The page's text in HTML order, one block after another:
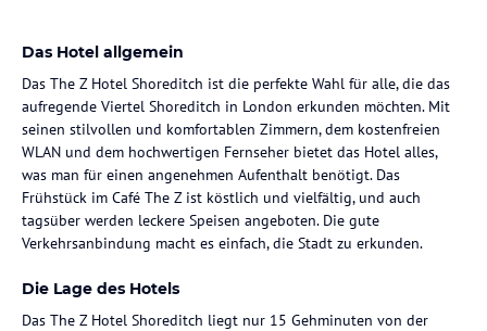
Das Hotel allgemein
Das The Z Hotel Shoreditch ist die perfekte Wahl für alle, die das
aufregende Viertel Shoreditch in London erkunden möchten. Mit
seinen stilvollen und komfortablen Zimmern, dem kostenfreien
WLAN und dem hochwertigen Fernseher bietet das Hotel alles,
was man für einen angenehmen Aufenthalt benötigt. Das
Frühstück im Café The Z ist köstlich und vielfältig, und auch
tagsüber werden leckere Speisen angeboten. Die gute
Verkehrsanbindung macht es einfach, die Stadt zu erkunden.
Die Lage des Hotels
Das The Z Hotel Shoreditch liegt nur 15 Gehminuten von der